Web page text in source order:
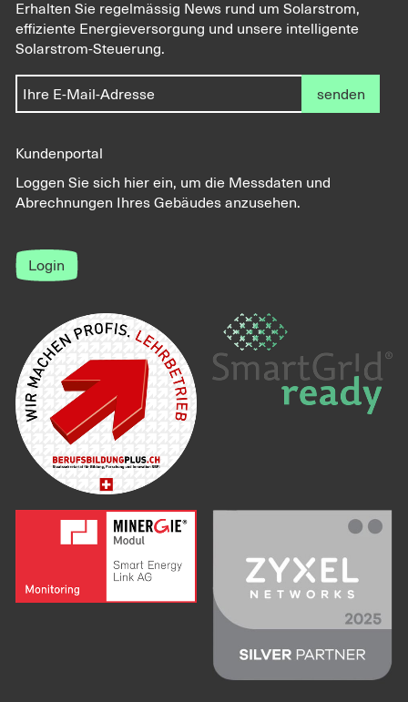
Erhalten Sie regelmässig News rund um Solarstrom,
effiziente Energieversorgung und unsere intelligente
Solarstrom-Steuerung.
senden
Kundenportal
Loggen Sie sich hier ein, um die Messdaten und
Abrechnungen Ihres Gebäudes anzusehen.
Login